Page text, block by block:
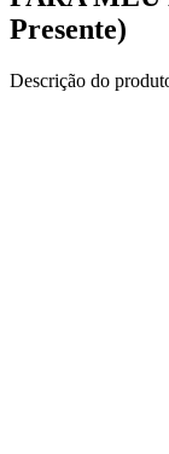
Presente)
Descrição do